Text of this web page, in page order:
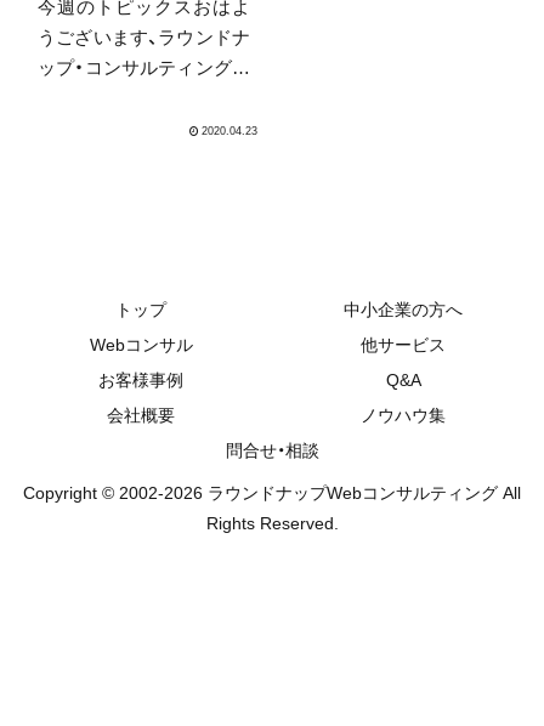
味しかったです(^_^)ビタ
ミ...
今週のトピックスおはよ
うございます、ラウンドナ
ップ・コンサルティング中
日のため、曜日の感覚が失
染者数は少し...
トップ
中小企業の方へ
Webコンサル
他サービス
お客様事例
Q&A
会社概要
ノウハウ集
問合せ・相談
Copyright © 2002-2026 ラウンドナップWebコンサルティング All
Rights Reserved.